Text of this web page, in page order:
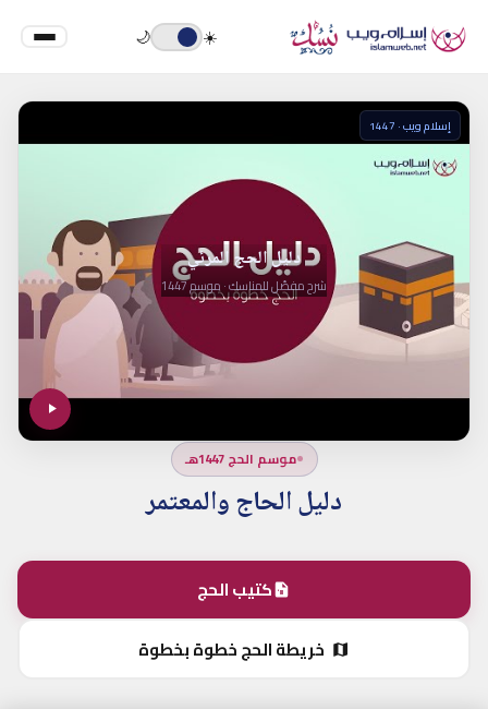
☀️
🌙
موسم الحج 1447هـ
دليل الحاج والمعتمر
دليل الحج المرئي
شرح مفصّل للمناسك · موسم 1447
إسلام ويب · 1447
كتيب الحج
خريطة الحج خطوة بخطوة